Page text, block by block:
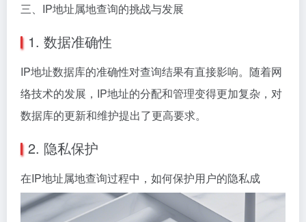
三、IP地址属地查询的挑战与发展
1. 数据准确性
IP地址数据库的准确性对查询结果有直接影响。随着网
络技术的发展，IP地址的分配和管理变得更加复杂，对
数据库的更新和维护提出了更高要求。
2. 隐私保护
在IP地址属地查询过程中，如何保护用户的隐私成